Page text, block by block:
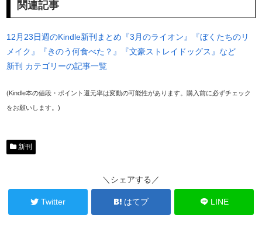
関連記事
12月23日週のKindle新刊まとめ『3月のライオン』『ぼくたちのリ
メイク』『きのう何食べた？』『文豪ストレイドッグス』など
新刊 カテゴリーの記事一覧
(Kindle本の値段・ポイント還元率は変動の可能性があります。購入前に必ずチェック
をお願いします。)
新刊
＼シェアする／
Twitter はてブ LINE